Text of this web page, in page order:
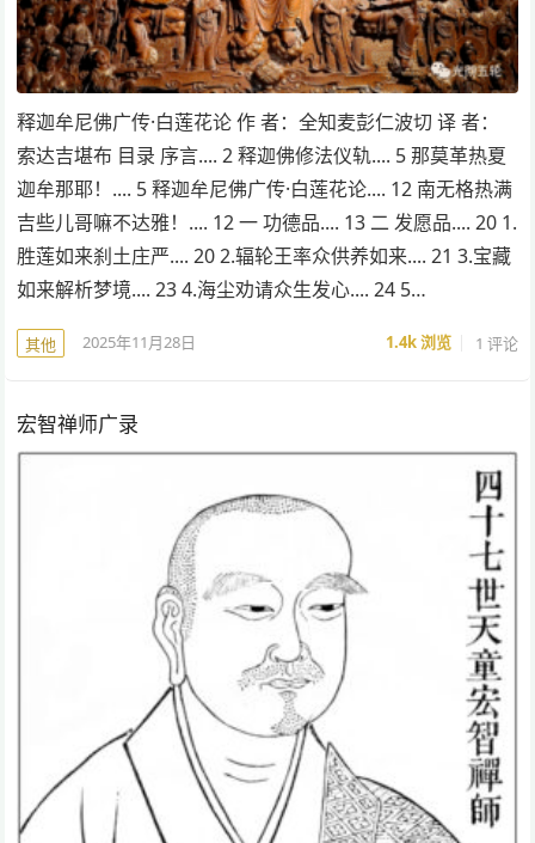
释迦牟尼佛广传·白莲花论 作 者：全知麦彭仁波切 译 者：
索达吉堪布 目录 序言.... 2 释迦佛修法仪轨.... 5 那莫革热夏
迦牟那耶！.... 5 释迦牟尼佛广传·白莲花论.... 12 南无格热满
吉些儿哥嘛不达雅！.... 12 一 功德品.... 13 二 发愿品.... 20 1.
胜莲如来刹土庄严.... 20 2.辐轮王率众供养如来.... 21 3.宝藏
如来解析梦境.... 23 4.海尘劝请众生发心.... 24 5…
其他 2025年11月28日 1.4k浏览 1 评论
宏智禅师广录